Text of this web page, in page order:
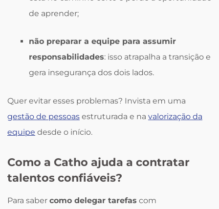
de aprender;
não preparar a equipe para assumir
responsabilidades: isso atrapalha a transição e
gera insegurança dos dois lados.
Quer evitar esses problemas? Invista em uma
gestão de pessoas estruturada e na valorização da
equipe desde o início.
Como a Catho ajuda a contratar
talentos confiáveis?
Para saber como delegar tarefas com